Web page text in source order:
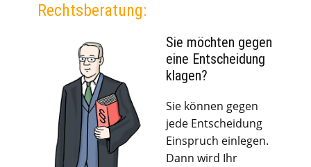
Rechtsberatung:
Sie möchten gegen
eine Entscheidung
klagen?
Sie können gegen
jede Entscheidung
Einspruch einlegen.
Dann wird Ihr